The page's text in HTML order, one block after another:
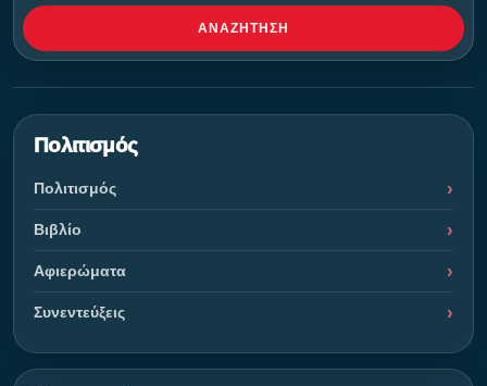
ΑΝΑΖΉΤΗΣΗ
Πολιτισμός
Πολιτισμός
Βιβλίο
Αφιερώματα
Συνεντεύξεις